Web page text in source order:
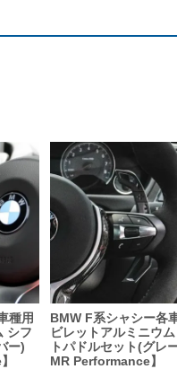
種用
シフ
ー)
BMW F系シャシー各
ビレットアルミニウ
トパドルセット(グレ
MR Performance】